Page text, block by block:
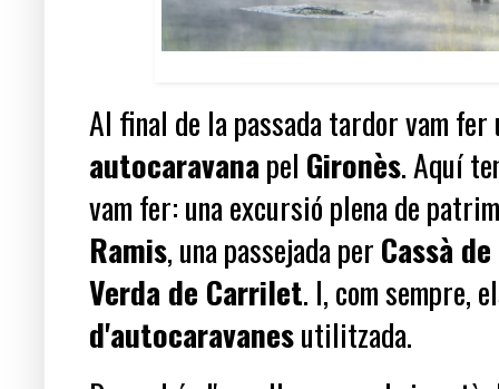
Al final de la passada tardor vam
autocaravanapel Gironès.Aquí
vam fer: una excursió plena de
Ramis, una passejada perCassà
Verda de Carrilet. I, com sempre,
d'autocaravanesutilitzada.